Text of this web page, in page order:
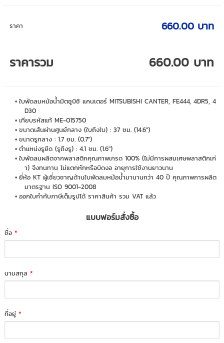
ราคา 660.00 บาท
ราคารวม 660.00 บาท
ใบพัดลมหม้อน้ำมิตซูบิชิ แคนเตอร์ MITSUBISHI CANTER, FE444, 4DR5, 4
D30
เทียบรหัสแท้ ME-015750
ขนาดเส้นผ่านศูนย์กลาง (ใบถึงใบ) : 37 ซม. (14.6")
ขนาดรูกลาง : 1.7 ซม. (0.7")
ตำแหน่งรูยึด (รูถึงรู) : 4.1 ซม. (1.6")
ใบพัดลมผลิตจากพลาสติกคุณภาพเกรด 100% (ไม่มีการผสมเศษพลาสติกเก่
า) จึงทนทาน ไม่แตกหักหรือบิดงอ อายุการใช้งานยาวนาน
ยี่ห้อ KT ผู้เชี่ยวชาญด้านใบพัดลมหม้อน้ำมานานกว่า 40 ปี คุณภาพการผลิต
มาตรฐาน ISO 9001-2008
ออกใบกำกับภาษีเต็มรูปได้ ราคาสินค้า รวม VAT แล้ว
แบบฟอร์มสั่งซื้อ
ชื่อ*
นามสกุล*
ที่อยู่*